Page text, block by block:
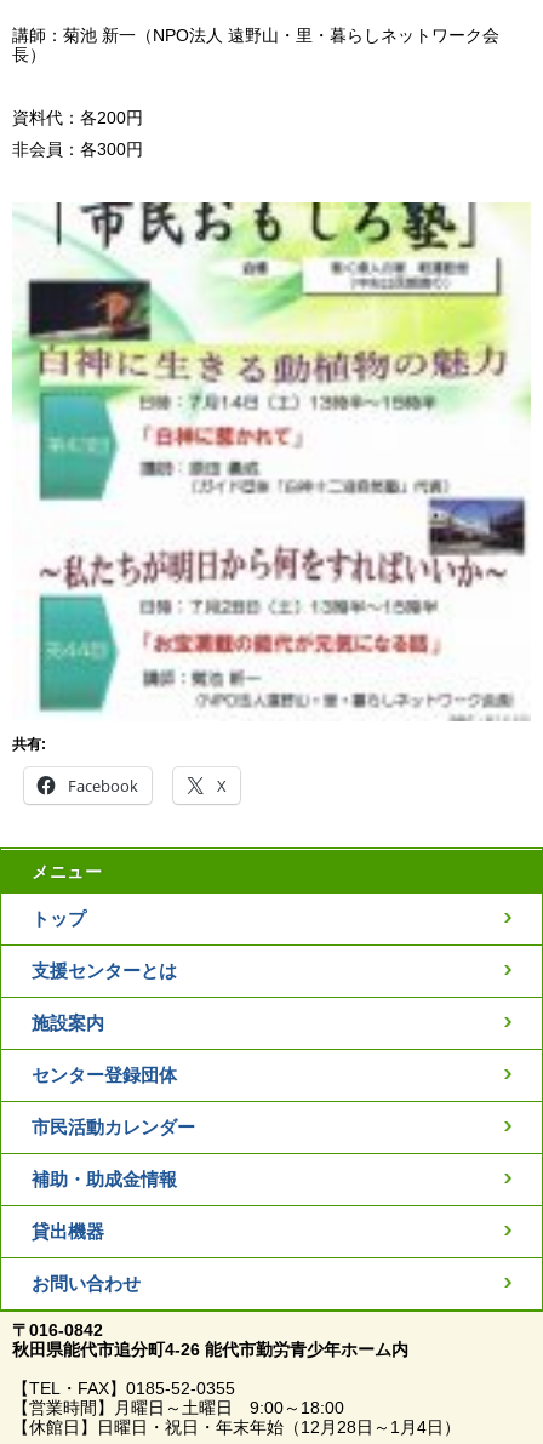
講師：菊池 新一（NPO法人 遠野山・里・暮らしネットワーク会
長）
資料代：各200円
非会員：各300円
共有:
Facebook X
メニュー
トップ
支援センターとは
施設案内
センター登録団体
市民活動カレンダー
補助・助成金情報
貸出機器
お問い合わせ
〒016-0842
秋田県能代市追分町4-26 能代市勤労青少年ホーム内
【TEL・FAX】0185-52-0355
【営業時間】月曜日～土曜日 9:00～18:00
【休館日】日曜日・祝日・年末年始（12月28日～1月4日）